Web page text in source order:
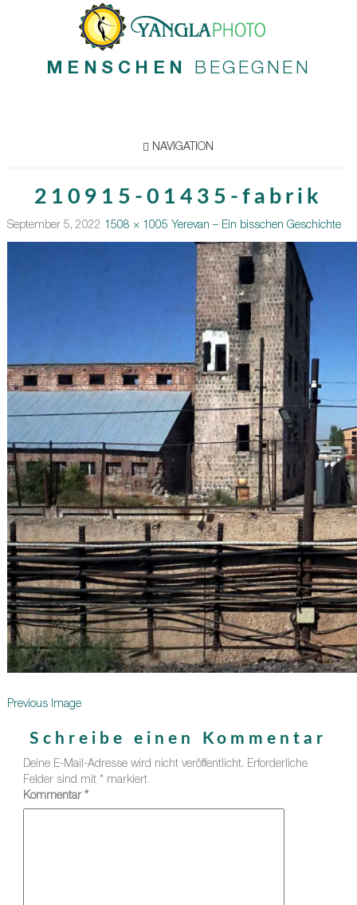
MENSCHEN BEGEGNEN
NAVIGATION
210915-01435-fabrik
September 5, 2022 1508 × 1005 Yerevan – Ein bisschen Geschichte
Previous Image
Schreibe einen Kommentar
Deine E-Mail-Adresse wird nicht veröffentlicht. Erforderliche
Felder sind mit * markiert
Kommentar *